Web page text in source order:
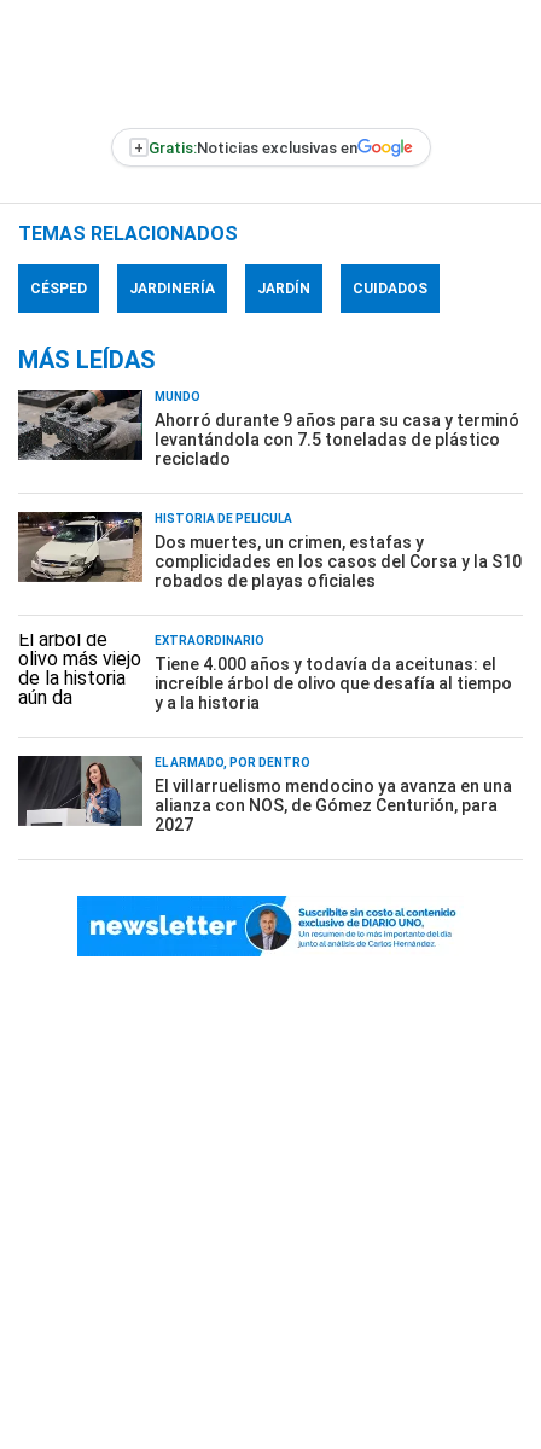
+ Gratis:Noticias exclusivas en
TEMAS RELACIONADOS
CÉSPED JARDINERÍA JARDÍN CUIDADOS
MÁS LEÍDAS
MUNDO
Ahorró durante 9 años para su casa y terminó
levantándola con 7.5 toneladas de plástico
reciclado
HISTORIA DE PELÍCULA
Dos muertes, un crimen, estafas y
complicidades en los casos del Corsa y la S10
robados de playas oficiales
EXTRAORDINARIO
Tiene 4.000 años y todavía da aceitunas: el
increíble árbol de olivo que desafía al tiempo
y a la historia
EL ARMADO, POR DENTRO
El villarruelismo mendocino ya avanza en una
alianza con NOS, de Gómez Centurión, para
2027